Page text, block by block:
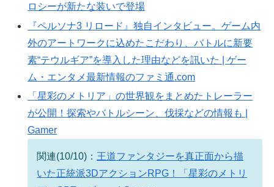
ロシーが新たな装いで登場
『ペルソナ3 リロード』独自インタビュー。ゲーム内
外のアートワークに込めたこだわり、バトルに新要
素“テウルギア”を導入した理由などを訊いた | ゲー
ム・エンタメ最新情報のファミ通.com
「星彩のメトリア」の世界観をまとめたトレーラー
が公開！探索やバトルシーン、伐採などの情報も |
Gamer
関連(10/10)： 王道ファンタジーを真正面から描
いた正統派3DアクションRPG！「星彩のメトリ